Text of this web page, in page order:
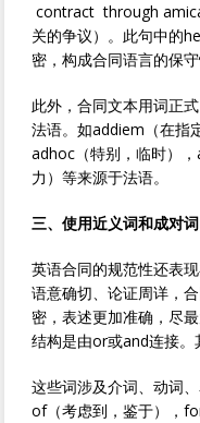
contract through
关的争议）。此句中的
密，构成合同语言的保
此外，合同文本用词正
法语。如addiem（在指
adhoc（特别，临时）
力）等来源于法语。
三、使用近义词和成对词
英语合同的规范性还表
语意确切、论证周详，
密，表述更加准确，尽
结构是由or或and连接。
这些词涉及介词、动词
of（考虑到，鉴于），